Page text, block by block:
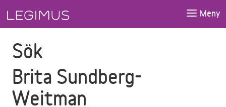
Meny
Sök
Brita Sundberg-
Weitman